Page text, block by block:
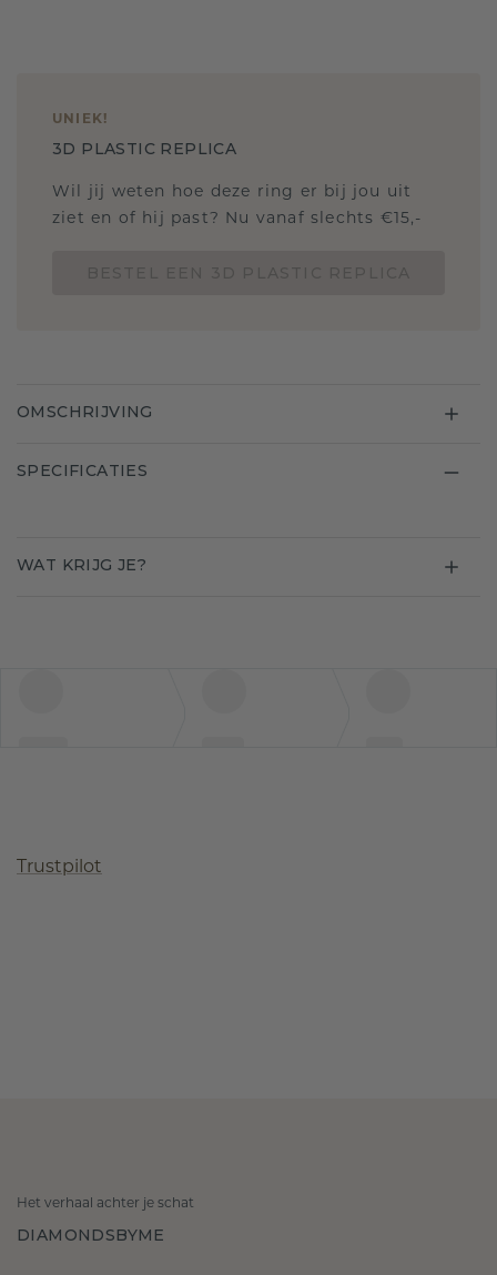
UNIEK!
3D PLASTIC REPLICA
Wil jij weten hoe deze ring er bij jou uit
ziet en of hij past? Nu vanaf slechts €15,-
OMSCHRIJVING
SPECIFICATIES
WAT KRIJG JE?
Trustpilot
Het verhaal achter je schat
DIAMONDSBYME